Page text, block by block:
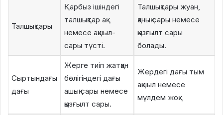
Талшықтары
Қарбыз ішіндегі
талшықтар ақ
немесе ақшыл-
сары түсті.
Талшықтары жуан,
қанық сары немесе
қызғылт сары
болады.
Сыртындағы
дағы
Жерге тиіп жатқан
бөлігіндегі дағы
ашық сары немесе
қызғылт сары.
Жердегі дағы тым
ақшыл немесе
мүлдем жоқ.